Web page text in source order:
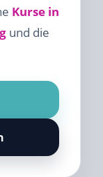
Kurse in
und die